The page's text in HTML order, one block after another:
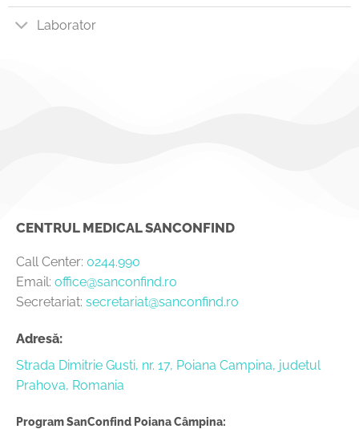
Laborator
CENTRUL MEDICAL SANCONFIND
Call Center: 0244.990
Email: office@sanconfind.ro
Secretariat: secretariat@sanconfind.ro
Adresă:
Strada Dimitrie Gusti, nr. 17, Poiana Campina, judetul
Prahova, Romania
Program SanConfind Poiana Câmpina: